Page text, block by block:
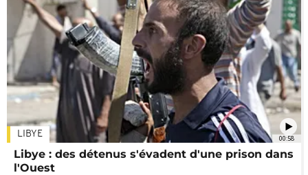
00:58
LIBYE
Libye : des détenus s'évadent d'une prison dans
l'Ouest